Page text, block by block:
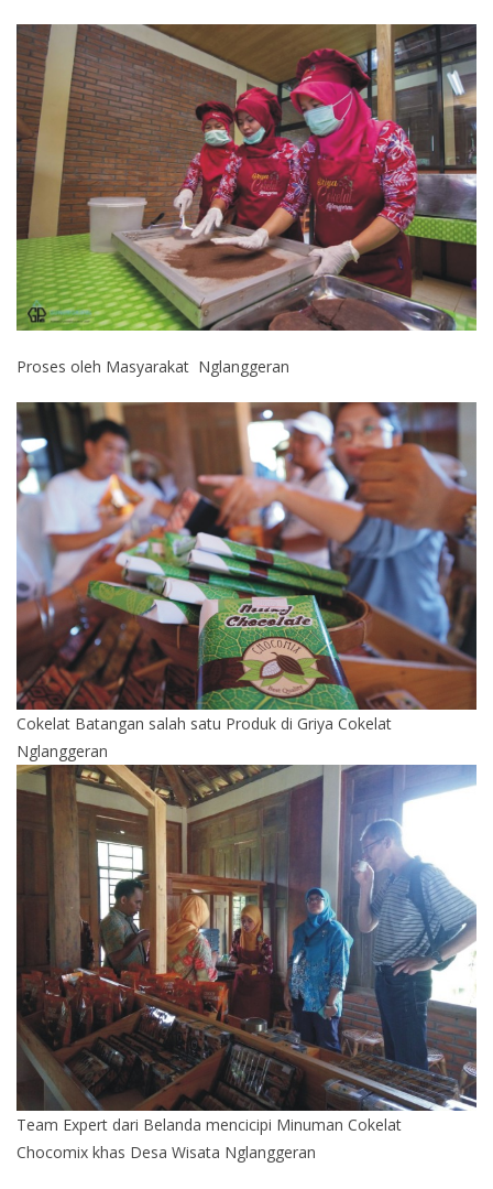
Proses oleh Masyarakat Nglanggeran
Cokelat Batangan salah satu Produk di Griya Cokelat
Nglanggeran
Team Expert dari Belanda mencicipi Minuman Cokelat
Chocomix khas Desa Wisata Nglanggeran